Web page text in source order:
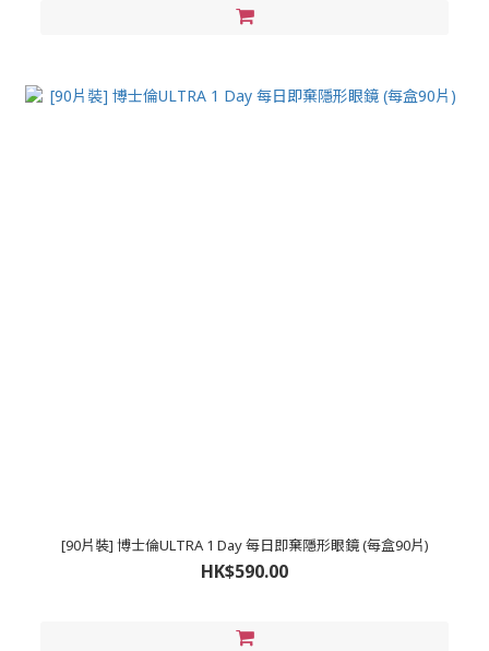
[90片裝] 博士倫ULTRA 1 Day 每日即棄隱形眼鏡 (每盒90片)
HK$590.00